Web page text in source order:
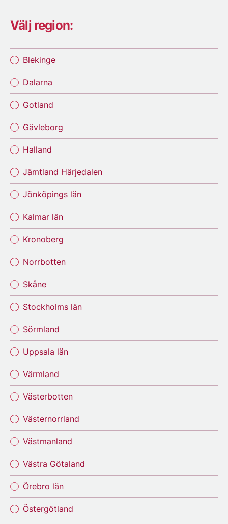
Välj region:
Blekinge
Dalarna
Gotland
Gävleborg
Halland
Jämtland Härjedalen
Jönköpings län
Kalmar län
Kronoberg
Norrbotten
Skåne
Stockholms län
Sörmland
Uppsala län
Värmland
Västerbotten
Västernorrland
Västmanland
Västra Götaland
Örebro län
Östergötland